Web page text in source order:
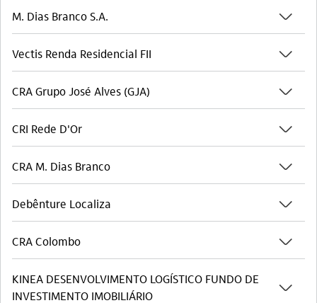
M. Dias Branco S.A. seta_baixo
Vectis Renda Residencial FII seta_baixo
CRA Grupo José Alves (GJA) seta_baixo
CRI Rede D'Or seta_baixo
CRA M. Dias Branco seta_baixo
Debênture Localiza seta_baixo
CRA Colombo seta_baixo
KINEA DESENVOLVIMENTO LOGÍSTICO FUNDO DE
INVESTIMENTO IMOBILIÁRIO​
seta_baixo